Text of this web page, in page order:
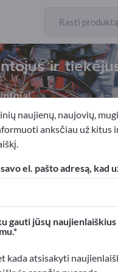
ir
pneumatika
kontaktai >> pradėkite
>> publikuokite čia
naujienų, naujovių,
anksčiau už kitus
el. pašto adresą, kad
gauti jūsų
kada atsisakyti